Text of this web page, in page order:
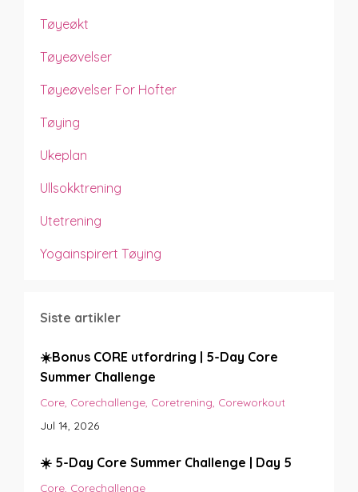
Tøyeøkt
Tøyeøvelser
Tøyeøvelser For Hofter
Tøying
Ukeplan
Ullsokktrening
Utetrening
Yogainspirert Tøying
Siste artikler
☀️Bonus CORE utfordring | 5-Day Core
Summer Challenge
Core Corechallenge Coretrening Coreworkout
Jul 14, 2026
☀️ 5-Day Core Summer Challenge | Day 5
Core Corechallenge